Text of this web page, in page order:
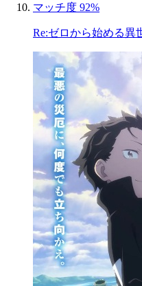
マッチ度 92%
Re:ゼロから始める異